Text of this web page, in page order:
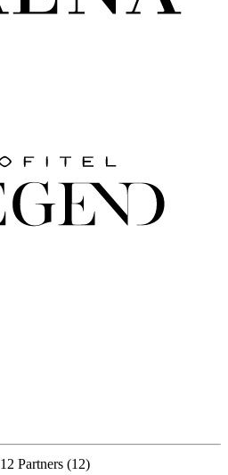
12 Partners (12)